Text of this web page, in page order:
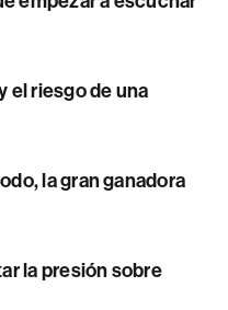
el riesgo de una
la gran ganadora
la presión sobre